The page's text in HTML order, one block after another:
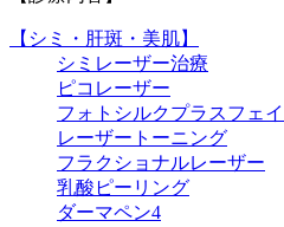
【シミ・肝斑・美肌】
シミレーザー治療
ピコレーザー
フォトシルクプラスフェ
レーザートーニング
フラクショナルレーザー
乳酸ピーリング
ダーマペン4